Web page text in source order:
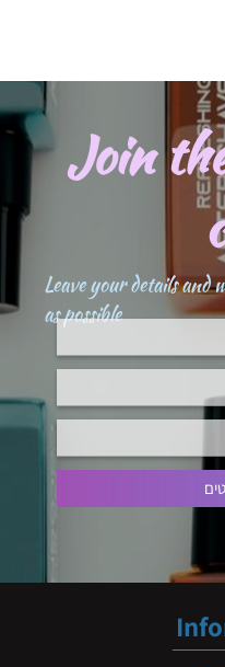
Join
Leave your details and
as possible